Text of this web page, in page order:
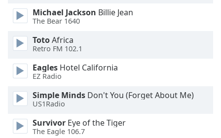
dialog
window.
Escape
cancel
and
Text
Michael Jackson Billie Jean
The Bear 1640
TotoAfrica
Retro FM 102.1
Eagles Hotel California
EZ Radio
Simple Minds Don't You (Forget About Me)
US1Radio
Survivor Eye of the Tiger
The Eagle 106.7